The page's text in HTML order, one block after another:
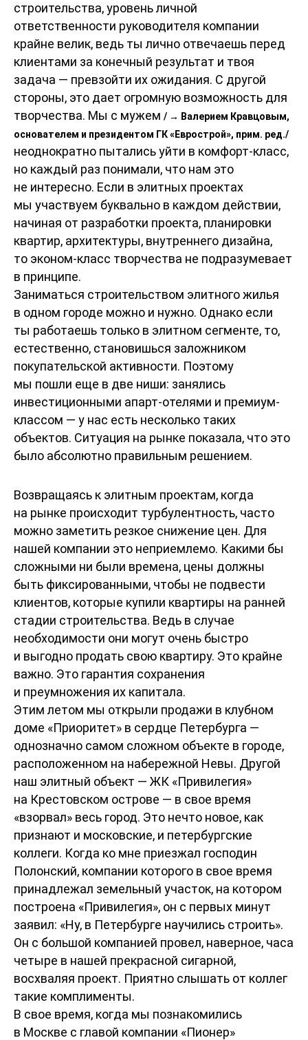
строительства, уровень личной
ответственности руководителя компании
крайне велик, ведь ты лично отвечаешь перед
клиентами за конечный результат и твоя
задача — превзойти их ожидания. С другой
стороны, это дает огромную возможность для
творчества. Мы с мужем / → Валерием Кравцовым,
основателем и президентом ГК «Еврострой», прим. ред./
неоднократно пытались уйти в комфорт-класс,
но каждый раз понимали, что нам это
не интересно. Если в элитных проектах
мы участвуем буквально в каждом действии,
начиная от разработки проекта, планировки
квартир, архитектуры, внутреннего дизайна,
то эконом-класс творчества не подразумевает
в принципе.
Заниматься строительством элитного жилья
в одном городе можно и нужно. Однако если
ты работаешь только в элитном сегменте, то,
естественно, становишься заложником
покупательской активности. Поэтому
мы пошли еще в две ниши: занялись
инвестиционными апарт-отелями и премиум-
классом — у нас есть несколько таких
объектов. Ситуация на рынке показала, что это
было абсолютно правильным решением.
Возвращаясь к элитным проектам, когда
на рынке происходит турбулентность, часто
можно заметить резкое снижение цен. Для
нашей компании это неприемлемо. Какими бы
сложными ни были времена, цены должны
быть фиксированными, чтобы не подвести
клиентов, которые купили квартиры на ранней
стадии строительства. Ведь в случае
необходимости они могут очень быстро
и выгодно продать свою квартиру. Это крайне
важно. Это гарантия сохранения
и преумножения их капитала.
Этим летом мы открыли продажи в клубном
доме «Приоритет» в сердце Петербурга —
однозначно самом сложном объекте в городе,
расположенном на набережной Невы. Другой
наш элитный объект — ЖК «Привилегия»
на Крестовском острове — в свое время
«взорвал» весь город. Это нечто новое, как
признают и московские, и петербургские
коллеги. Когда ко мне приезжал господин
Полонский, компании которого в свое время
принадлежал земельный участок, на котором
построена «Привилегия», он с первых минут
заявил: «Ну, в Петербурге научились строить».
Он с большой компанией провел, наверное, часа
четыре в нашей прекрасной сигарной,
восхваляя проект. Приятно слышать от коллег
такие комплименты.
В свое время, когда мы познакомились
в Москве с главой компании «Пионер»